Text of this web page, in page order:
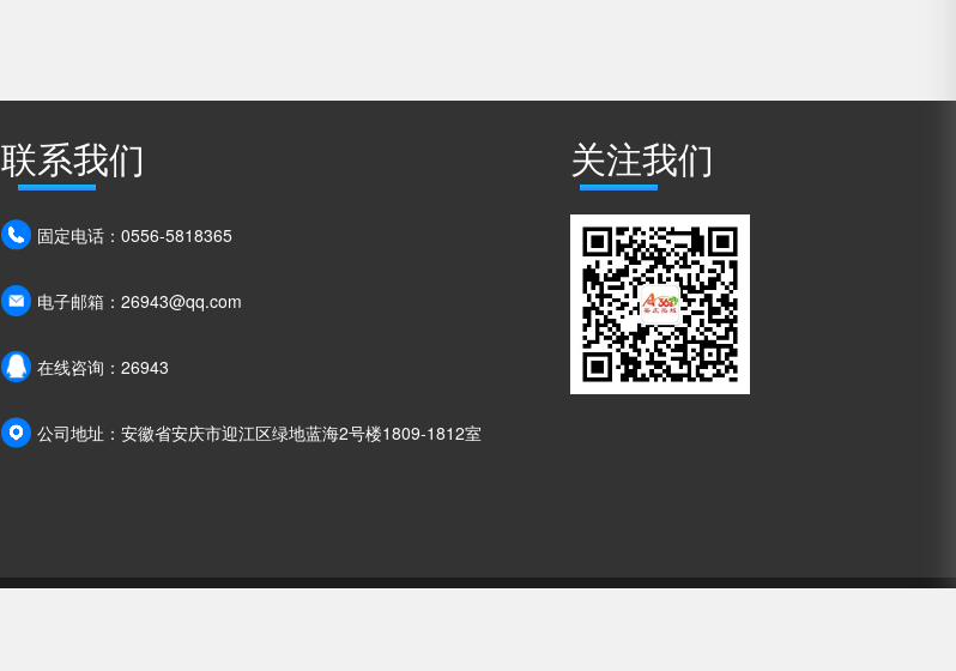
联系我们
固定电话：0556-5818365
电子邮箱：26943@qq.com
在线咨询：26943
公司地址：安徽省安庆市迎江区绿地蓝海2号楼1809-1812室
关注我们